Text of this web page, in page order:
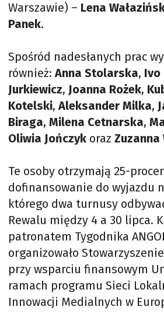
Warszawie) – Lena
Panek.
Spośród nadesłanych prac
również:Anna Stolarska, Ivo
Jurkiewicz, Joanna Rożek,
Kotelski,Aleksander Milka,
Biraga, Milena Cetnarska,
Oliwia Jończyk oraz Zuzanna
Te osoby otrzymają 25-
dofinansowanie do wyjazdu
którego dwa turnusy
Rewalu między 4 a 30 lipca.
patronatem Tygodnika
organizowało
przy wsparciu finansowym
ramach programu Sieci
Innowacji Medialnych w